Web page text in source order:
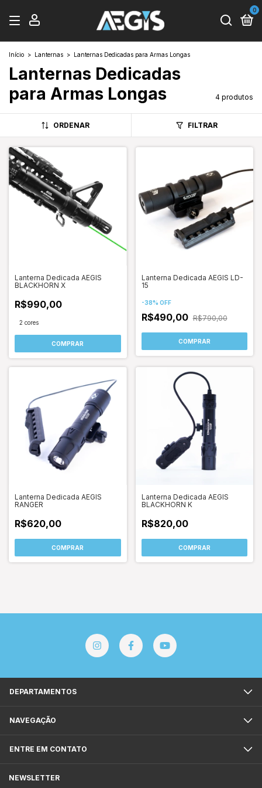
0
Início > Lanternas > Lanternas Dedicadas para Armas Longas
Lanternas Dedicadas
para Armas Longas
4 produtos
ORDENAR FILTRAR
Lanterna Dedicada AEGIS
BLACKHORN X
R$990,00
2 cores
COMPRAR
Lanterna Dedicada AEGIS LD-
15
-38% OFF
R$490,00 R$790,00
COMPRAR
Lanterna Dedicada AEGIS
RANGER
R$620,00
COMPRAR
Lanterna Dedicada AEGIS
BLACKHORN K
R$820,00
COMPRAR
DEPARTAMENTOS
NAVEGAÇÃO
ENTRE EM CONTATO
NEWSLETTER